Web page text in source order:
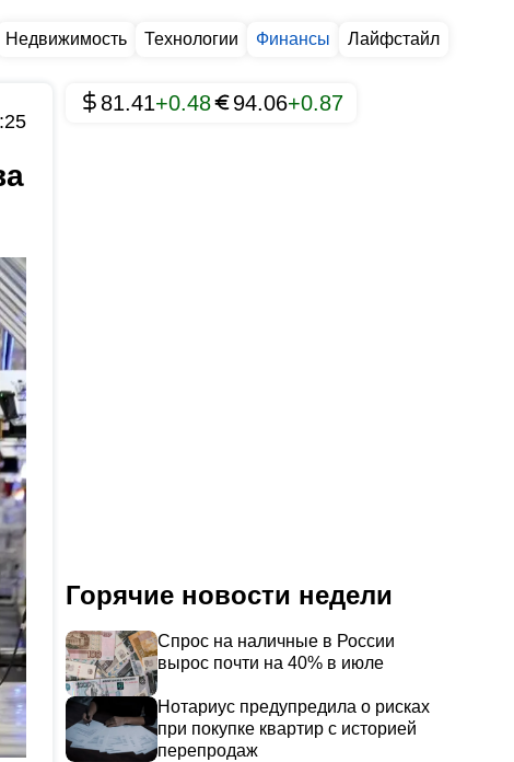
Недвижимость Технологии Финансы Лайфстайл
81.41+0.48 94.06+0.87
Горячие новости недели
Спрос на наличные в России
вырос почти на 40% в июле
Нотариус предупредила о рисках
при покупке квартир с историей
перепродаж